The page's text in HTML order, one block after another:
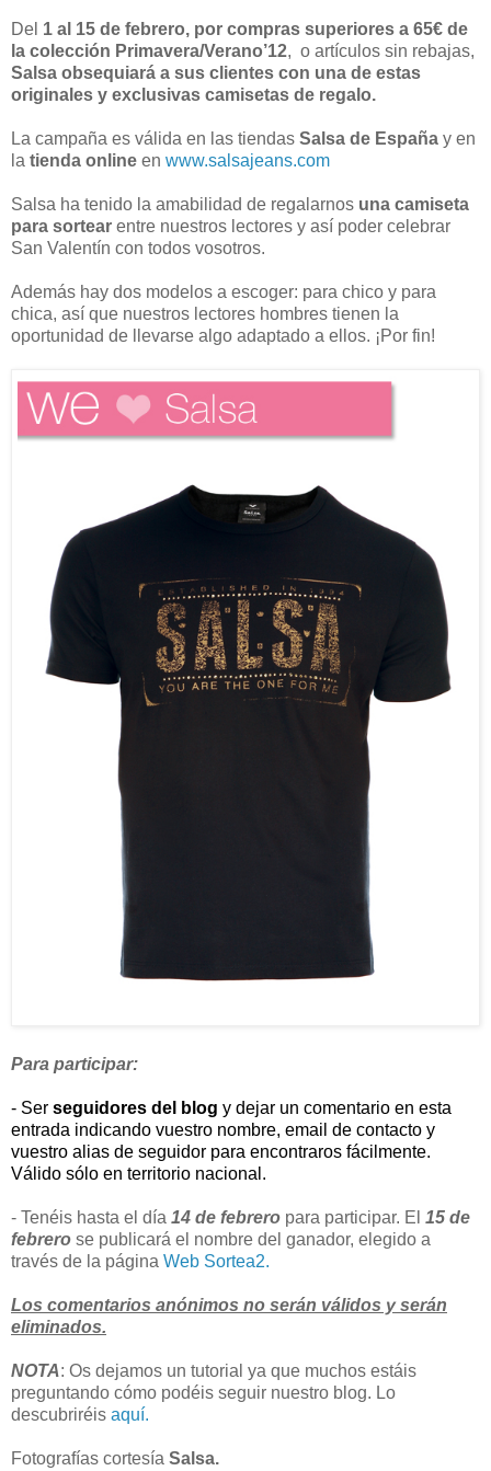
Del 1 al 15 de febrero, por compras superiores a 65€ de
la colección Primavera/Verano’12, o artículos sin rebajas,
Salsa obsequiará a sus clientes con una de estas
originales y exclusivas camisetas de regalo.
La campaña es válida en las tiendas Salsa de España y en
la tienda online en www.salsajeans.com
Salsa ha tenido la amabilidad de regalarnos una camiseta
para sortear entre nuestros lectores y así poder celebrar
San Valentín con todos vosotros.
Además hay dos modelos a escoger: para chico y para
chica, así que nuestros lectores hombres tienen la
oportunidad de llevarse algo adaptado a ellos. ¡Por fin!
Para participar:
- Ser seguidores del blog y dejar un comentario en esta
entrada indicando vuestro nombre, email de contacto y
vuestro alias de seguidor para encontraros fácilmente.
Válido sólo en territorio nacional.
- Tenéis hasta el día 14 de febrero para participar. El 15 de
febrero se publicará el nombre del ganador, elegido a
través de la página Web Sortea2.
Los comentarios anónimos no serán válidos y serán
eliminados.
NOTA: Os dejamos un tutorial ya que muchos estáis
preguntando cómo podéis seguir nuestro blog. Lo
descubriréis aquí.
Fotografías cortesía Salsa.